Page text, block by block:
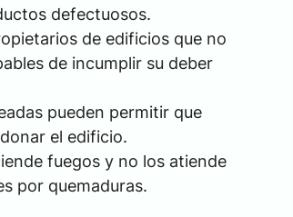
defectuosos.
de edificios que no
de incumplir su deber
pueden permitir que
el edificio.
fuegos y no los atiende
por quemaduras.
$3,000,000*
ACUERDO POR ACCIDENTE
DE CAMIÓN